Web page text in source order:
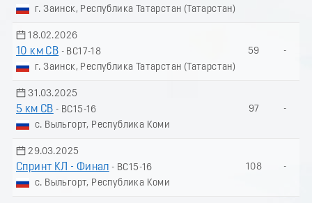
г. Заинск, Республика Татарстан (Татарстан)
18.02.2026
10 км СВ - ВС17-18
г. Заинск, Республика Татарстан (Татарстан)
59 -
31.03.2025
5 км СВ - ВС15-16
с. Выльгорт, Республика Коми
97 -
29.03.2025
Спринт КЛ - Финал - ВС15-16
с. Выльгорт, Республика Коми
108 -